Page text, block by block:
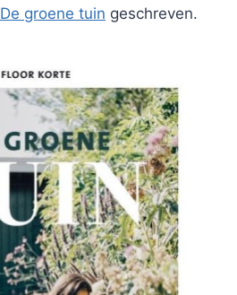
De groene tuin geschreven.